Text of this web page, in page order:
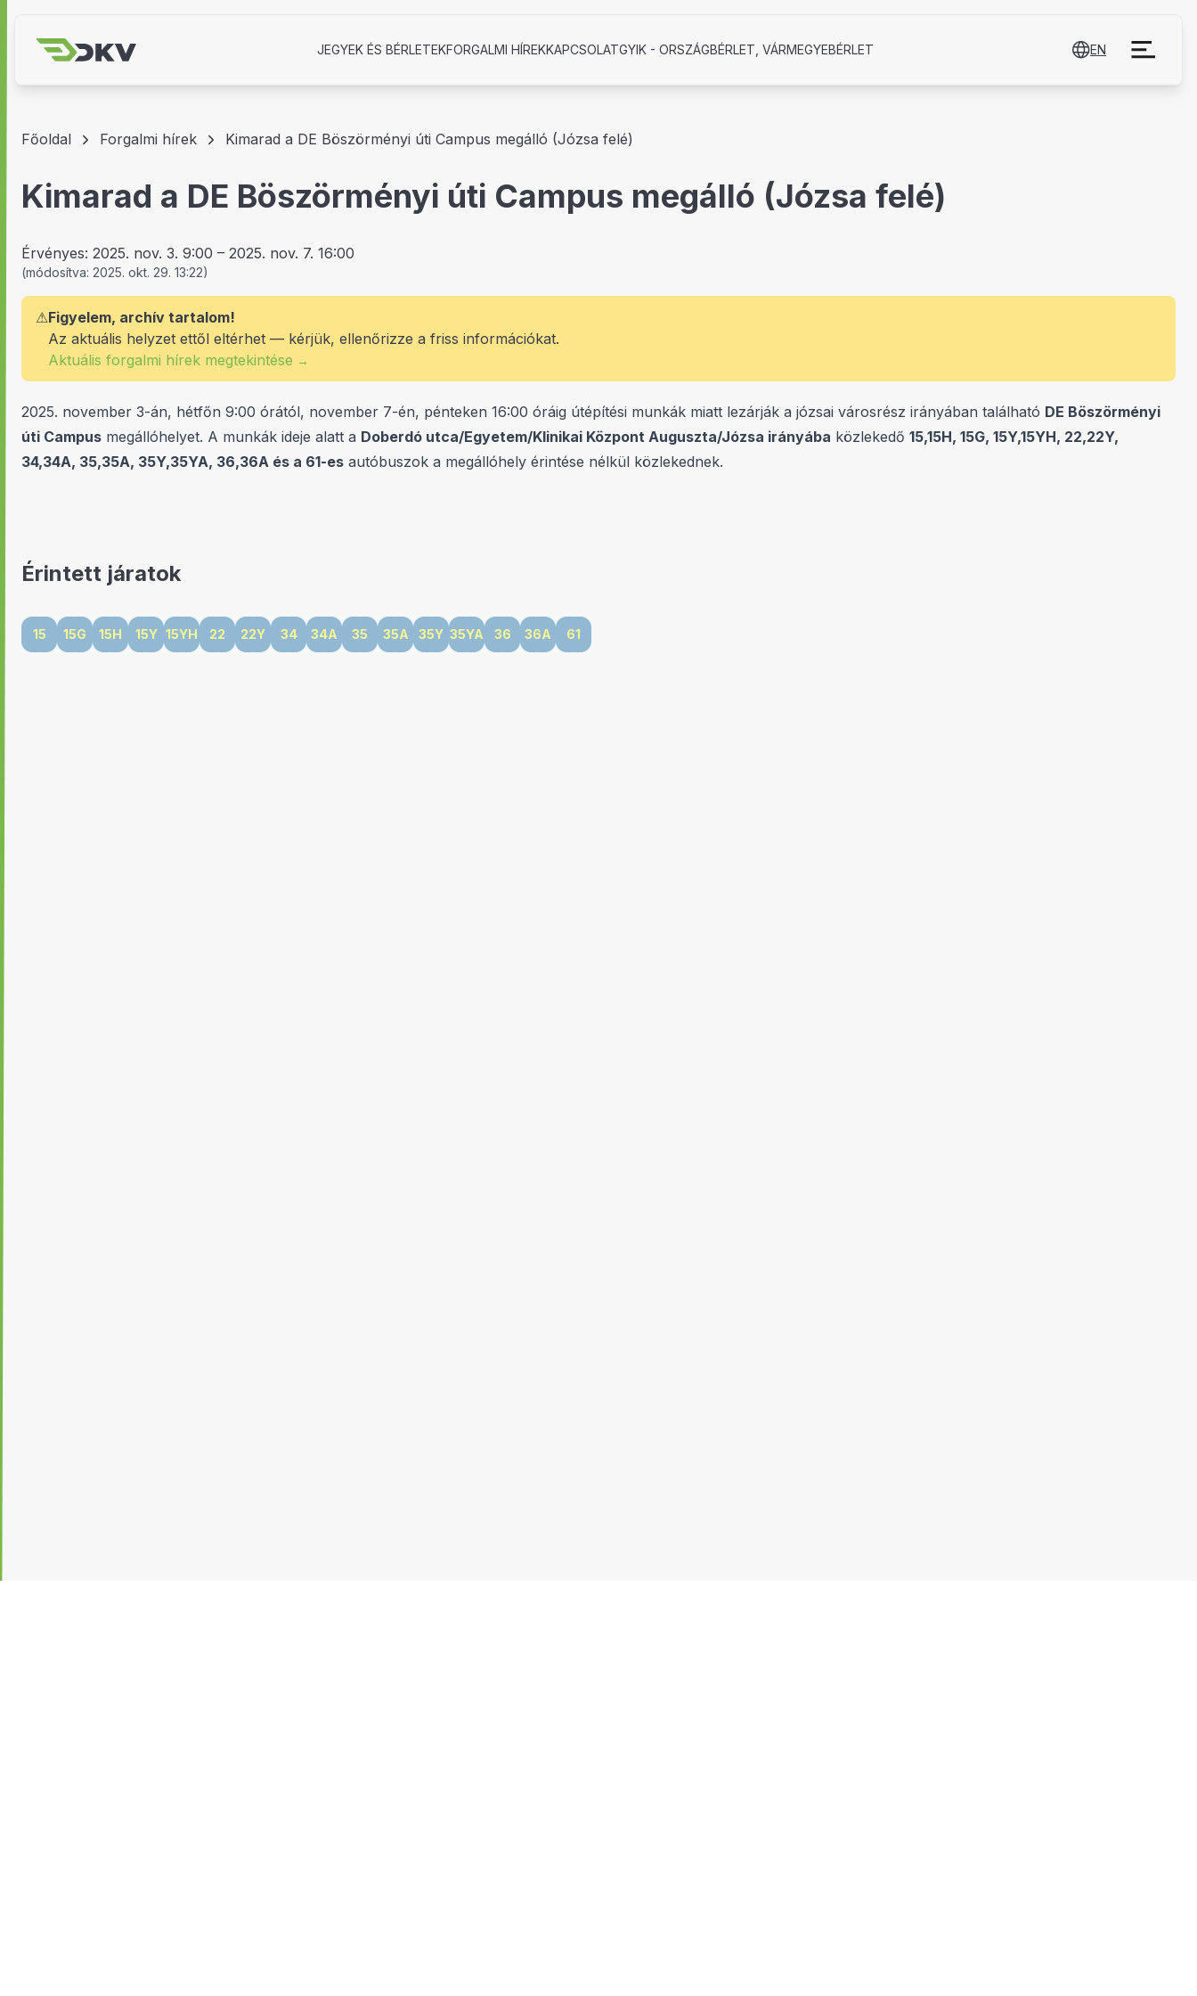
JEGYEK ÉS BÉRLETEKFORGALMI HÍREKKAPCSOLATGYIK - ORSZÁGBÉRLET, VÁRMEGYE­BÉRLET EN
Főoldal Forgalmi hírek Kimarad a DE Böszörményi úti Campus megálló (Józsa felé)
Kimarad a DE Böszörményi úti Campus megálló (Józsa felé)
Érvényes: 2025. nov. 3. 9:00 – 2025. nov. 7. 16:00
(módosítva: 2025. okt. 29. 13:22)
⚠Figyelem, archív tartalom!
Az aktuális helyzet ettől eltérhet — kérjük, ellenőrizze a friss információkat.
Aktuális forgalmi hírek megtekintése →
2025. november 3-án, hétfőn 9:00 órától, november 7-én, pénteken 16:00 óráig útépítési munkák miatt lezárják a józsai városrész irányában található DE Böszörményi
úti Campus megállóhelyet. A munkák ideje alatt a Doberdó utca/Egyetem/Klinikai Központ Auguszta/Józsa irányába közlekedő 15,15H, 15G, 15Y,15YH, 22,22Y,
34,34A, 35,35A, 35Y,35YA, 36,36A és a 61-es autóbuszok a megállóhely érintése nélkül közlekednek.
Érintett járatok
15 15G 15H 15Y 15YH 22 22Y 34 34A 35 35A 35Y 35YA 36 36A 61